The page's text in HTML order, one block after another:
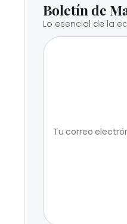
Boletín de
Lo esencial de la